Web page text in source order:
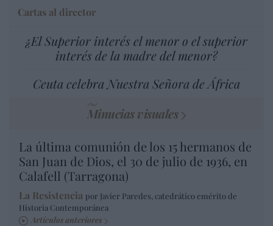
Cartas al director
¿El Superior interés el menor o el superior
interés de la madre del menor?
Ceuta celebra Nuestra Señora de África
Minucias visuales
La última comunión de los 15 hermanos de
San Juan de Dios, el 30 de julio de 1936, en
Calafell (Tarragona)
La Resistencia por Javier Paredes, catedrático emérito de
Historia Contemporánea
Artículos anteriores